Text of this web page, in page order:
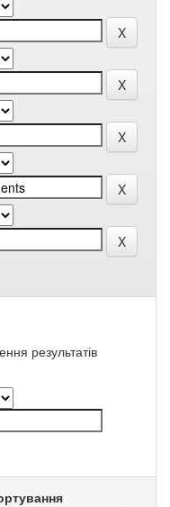
результатів